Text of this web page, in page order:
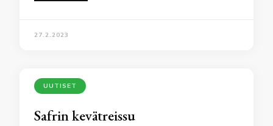
27.2.2023
UUTISET
Safrin kevätreissu